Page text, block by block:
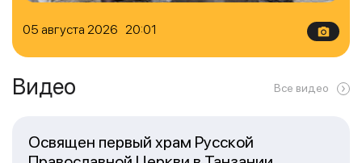
05 августа 2026 20:01
Видео Все видео
Освящен первый храм Русской